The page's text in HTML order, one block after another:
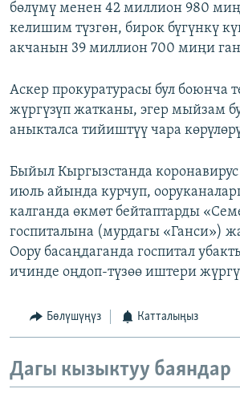
бөлүмү менен 42 миллион 980
келишим түзгөн, бирок бүгүнкү
акчанын 39 миллион 700 миңи
Аскер прокуратурасы бул боюнча
жүргүзүп жатканы, эгер мыйзам
аныкталса тийиштүү чара
Быйыл Кыргызстанда
июль айында курчуп,
калганда өкмөт бейтаптарды
госпиталына (мурдагы «Ганси»)
Оору басаңдаганда госпитал
ичинде оңдоп-түзөө иштери
Бөлүшүңүз Катталыңыз
Дагы кызыктуу баяндар